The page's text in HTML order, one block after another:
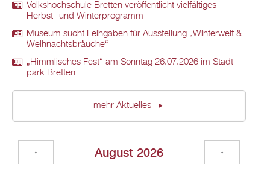
Volks­hoch­schu­le Brett­en ver­öf­fent­licht viel­fäl­ti­ges
Herbst- und Win­ter­pro­gramm
Mu­se­um sucht Leih­ga­ben für Aus­stel­lung „Win­ter­welt &
Weih­nachts­bräu­che“
„Himm­li­sches Fest“ am Sonn­tag 26.07.2026 im Stadt­
park Brett­en
mehr Ak­tu­el­les
Au­gust 2026
« »